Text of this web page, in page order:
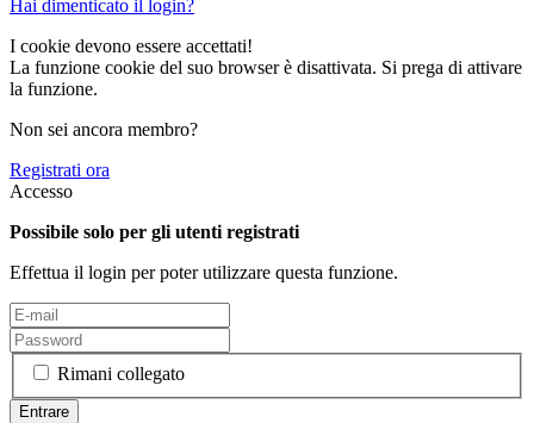
Hai dimenticato il login?
I cookie devono essere accettati!
La funzione cookie del suo browser è disattivata. Si prega di attivare
la funzione.
Non sei ancora membro?
Registrati ora
Accesso
Possibile solo per gli utenti registrati
Effettua il login per poter utilizzare questa funzione.
Rimani collegato